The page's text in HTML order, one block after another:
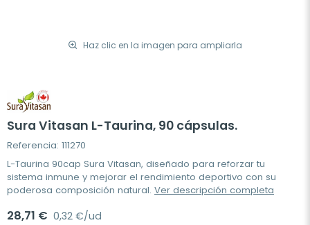
Haz clic en la imagen para ampliarla
Sura Vitasan L-Taurina, 90 cápsulas.
Referencia: 111270
L-Taurina 90cap Sura Vitasan, diseñado para reforzar tu
sistema inmune y mejorar el rendimiento deportivo con su
poderosa composición natural. Ver descripción completa
28,71 € 0,32 €/ud